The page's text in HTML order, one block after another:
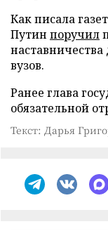
Как писала
Путин поручил
вузов.
Ранее глава
обязательной
Текст: Дарья